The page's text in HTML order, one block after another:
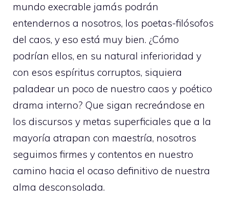
mundo execrable jamás podrán
entendernos a nosotros, los poetas-filósofos
del caos, y eso está muy bien. ¿Cómo
podrían ellos, en su natural inferioridad y
con esos espíritus corruptos, siquiera
paladear un poco de nuestro caos y poético
drama interno? Que sigan recreándose en
los discursos y metas superficiales que a la
mayoría atrapan con maestría, nosotros
seguimos firmes y contentos en nuestro
camino hacia el ocaso definitivo de nuestra
alma desconsolada.